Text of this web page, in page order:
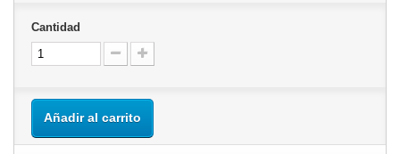
Cantidad
Añadir al carrito